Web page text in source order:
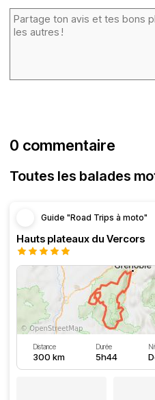
0 commentaire
Toutes les balades
Guide "Road Trips à moto"
Hauts plateaux du Vercors
Distance
300 km
Durée
5h44